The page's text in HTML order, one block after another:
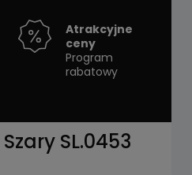
Atrakcyjne
ceny
Program
rabatowy
SL.0453